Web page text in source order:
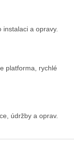
instalaci a opravy.
platforma, rychlé
údržby a oprav.